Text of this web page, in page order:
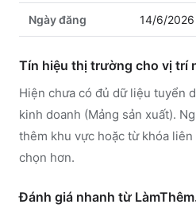
Ngày đăng 14/6/2026
Tín hiệu thị trường cho vị trí
Hiện chưa có đủ dữ liệu tuyển
kinh doanh (Mảng sản xuất).
thêm khu vực hoặc từ khóa
chọn hơn.
Đánh giá nhanh từ